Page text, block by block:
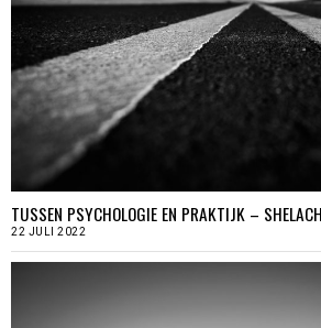
TUSSEN PSYCHOLOGIE EN PRAKTIJK –
22 JULI 2022